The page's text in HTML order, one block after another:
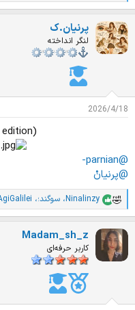
م
ت
ی
ا
ز
پرنیان.ک
لنگر انداخته
2026/4/18
@parnian-
@پرنیانْ
م
ت
ی
ا
ز
Ninalinzy، سوگند؛،
Madam_sh_z
کاربر حرفه‌ای